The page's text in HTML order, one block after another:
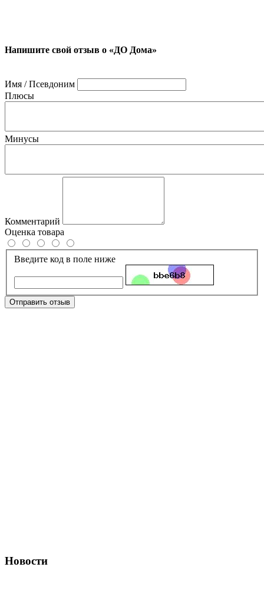
Напишите свой отзыв о «ДО Дома»
Имя / Псевдоним
Плюсы
Минусы
Комментарий
Оценка товара
Введите код в поле ниже
Отправить отзыв
Новости